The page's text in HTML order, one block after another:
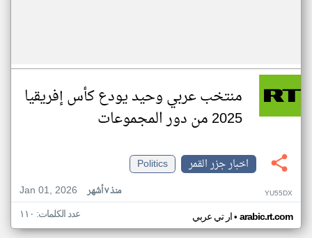
منتخب عربي وحيد يودع كأس إفريقيا
2025 من دور المجموعات
اخبار جزر القمر
Politics
Jan 01, 2026
منذ ٧ أشهر YU55DX
ار تي عربي• arabic.rt.com عدد الكلمات: ١١٠